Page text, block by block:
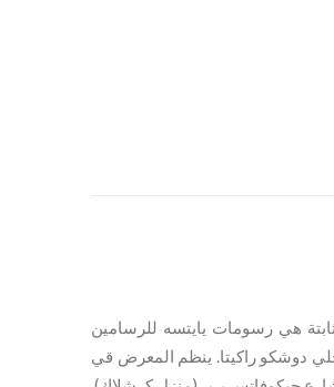
هي رسومات يايتسه للرسامين
دوشكو راكيتا. ينظم المعرض قي